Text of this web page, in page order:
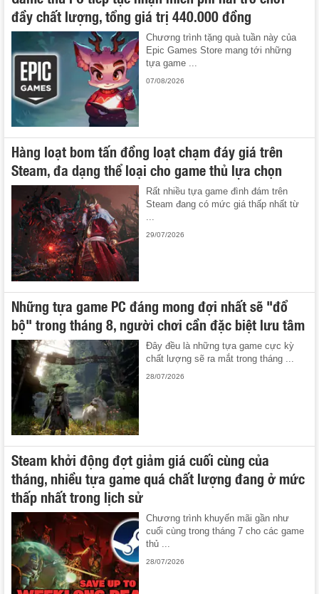
đầy chất lượng, tổng giá trị 440.000 đồng
Chương trình tặng quà tuần này của
Epic Games Store mang tới những
tựa game ...
07/08/2026
Hàng loạt bom tấn đồng loạt chạm đáy giá trên
Steam, đa dạng thể loại cho game thủ lựa chọn
Rất nhiều tựa game đình đám trên
Steam đang có mức giá thấp nhất từ
...
29/07/2026
Những tựa game PC đáng mong đợi nhất sẽ "đổ
bộ" trong tháng 8, người chơi cần đặc biệt lưu tâm
Đây đều là những tựa game cực kỳ
chất lượng sẽ ra mắt trong tháng ...
28/07/2026
Steam khởi động đợt giảm giá cuối cùng của
tháng, nhiều tựa game quá chất lượng đang ở mức
thấp nhất trong lịch sử
Chương trình khuyến mãi gần như
cuối cùng trong tháng 7 cho các game
thủ ...
28/07/2026